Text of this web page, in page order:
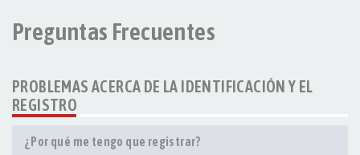
Preguntas Frecuentes
PROBLEMAS ACERCA DE LA IDENTIFICACIÓN Y EL
REGISTRO
¿Por qué me tengo que registrar?